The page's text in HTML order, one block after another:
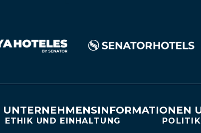
UNTERNEHMENSINFORMATIONEN
ETHIK UND EINHALTUNG